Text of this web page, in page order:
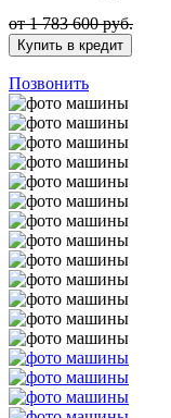
от 1 783 600 руб.
Купить в кредит
Позвонить